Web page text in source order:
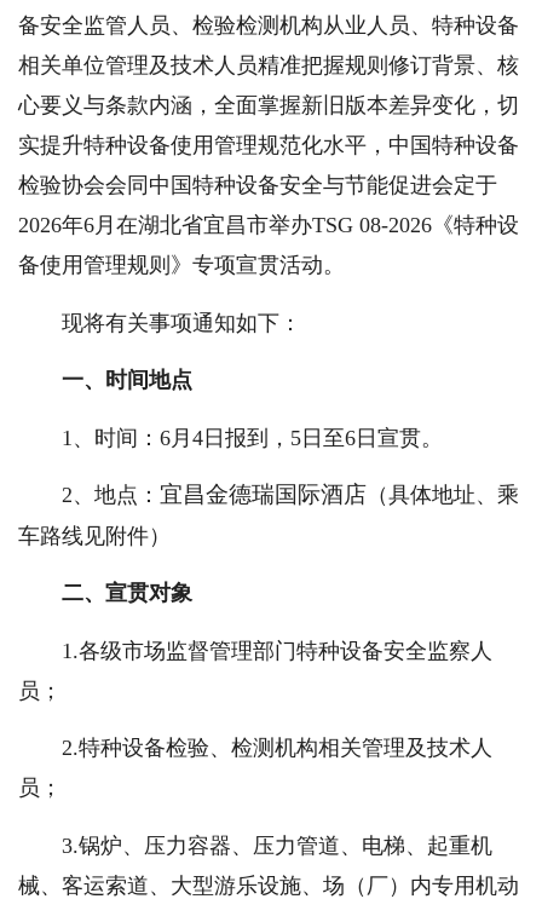
备安全监管人员、检验检测机构从业人员、特种设备
相关单位管理及技术人员精准把握规则修订背景、核
心要义与条款内涵，全面掌握新旧版本差异变化，切
实提升特种设备使用管理规范化水平，中国特种设备
检验协会会同中国特种设备安全与节能促进会定于
2026年6月在湖北省宜昌市举办TSG 08-2026《特种设
备使用管理规则》专项宣贯活动。
现将有关事项通知如下：
一、时间地点
1、时间：6月4日报到，5日至6日宣贯。
2、地点： 宜昌金德瑞国际酒店 （具体地址、乘
车路线见附件）
二、宣贯对象
1.各级市场监督管理部门特种设备安全监察人
员；
2.特种设备检验、检测机构相关管理及技术人
员；
3.锅炉、压力容器、压力管道、电梯、起重机
械、客运索道、大型游乐设施、场（厂）内专用机动